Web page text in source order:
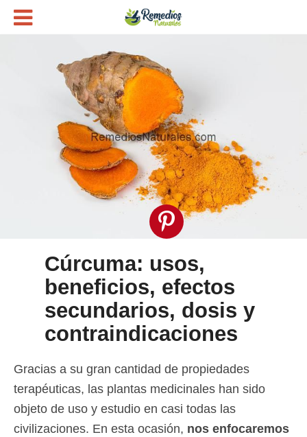
Cúrcuma: usos,
beneficios, efectos
secundarios, dosis y
contraindicaciones
Gracias a su gran cantidad de propiedades
terapéuticas, las plantas medicinales han sido
objeto de uso y estudio en casi todas las
civilizaciones. En esta ocasión, nos enfocaremos